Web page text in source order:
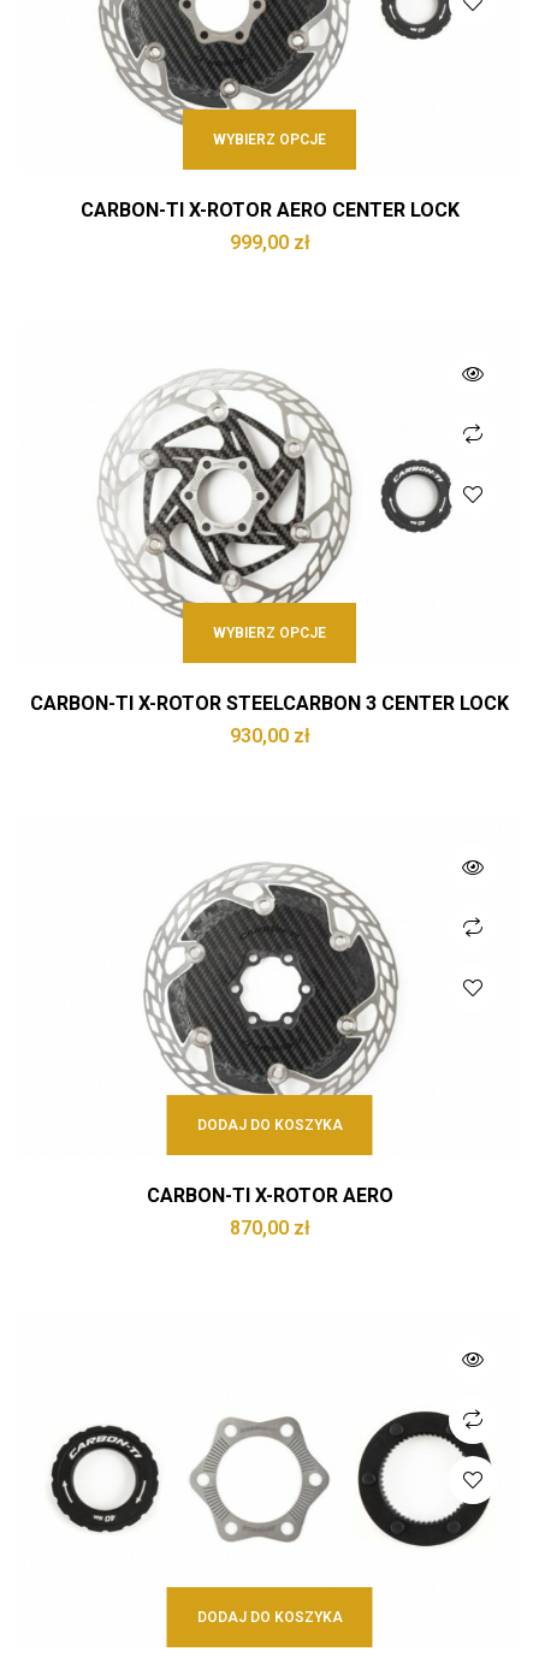
WYBIERZ OPCJE
CARBON-TI X-ROTOR AERO CENTER LOCK
999,00 zł
WYBIERZ OPCJE
CARBON-TI X-ROTOR STEELCARBON 3 CENTER LOCK
930,00 zł
DODAJ DO KOSZYKA
CARBON-TI X-ROTOR AERO
870,00 zł
DODAJ DO KOSZYKA